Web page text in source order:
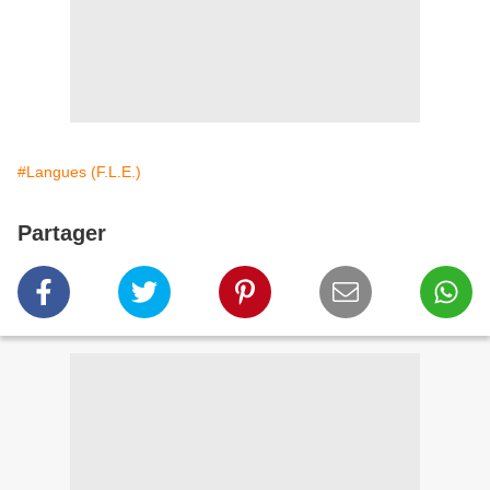
#Langues (F.L.E.)
Partager